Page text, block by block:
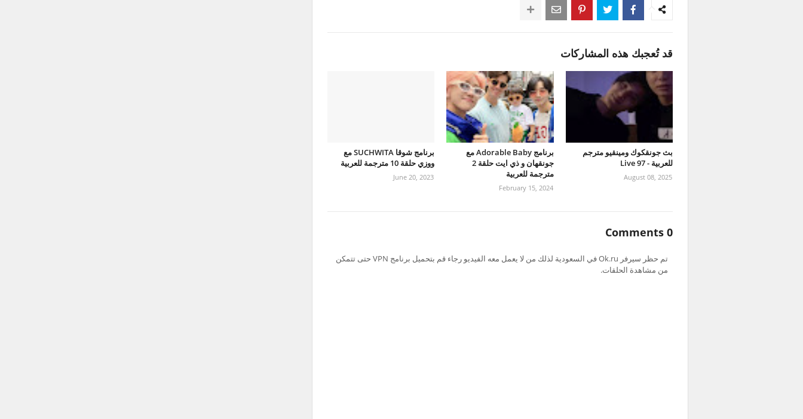
قد تُعجبك هذه المشاركات
بث جونقكوك ومينقيو مترجم
للعربية - 97 Live
August 08, 2025
برنامج Adorable Baby مع
جونقهان و ذي ايت حلقة 2
مترجمة للعربية
February 15, 2024
برنامج شوقا SUCHWITA مع
ووزي حلقة 10 مترجمة للعربية
June 20, 2023
0 Comments
تم حظر سيرفر Ok.ru في السعودية لذلك من لا يعمل معه الفيديو رجاء قم بتحميل برنامج VPN حتى تتمكن
من مشاهدة الحلقات.